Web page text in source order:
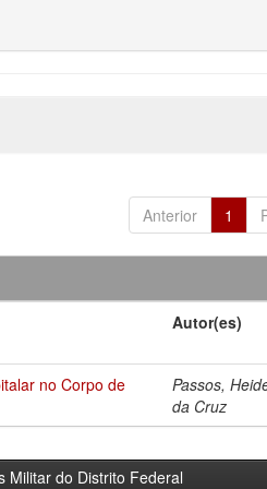
Anterior 1
Autor(es)
no Corpo de
Passos,
da Cruz
Militar do Distrito Federal